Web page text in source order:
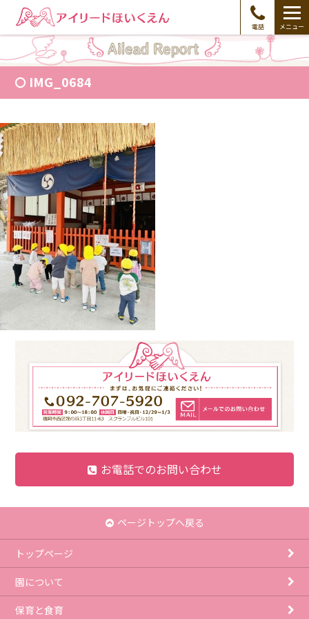
電話 メニュー
IMG_0684
お電話でのお問い合わせ
ページトップへ戻る
トップページ
園について
保育と食育